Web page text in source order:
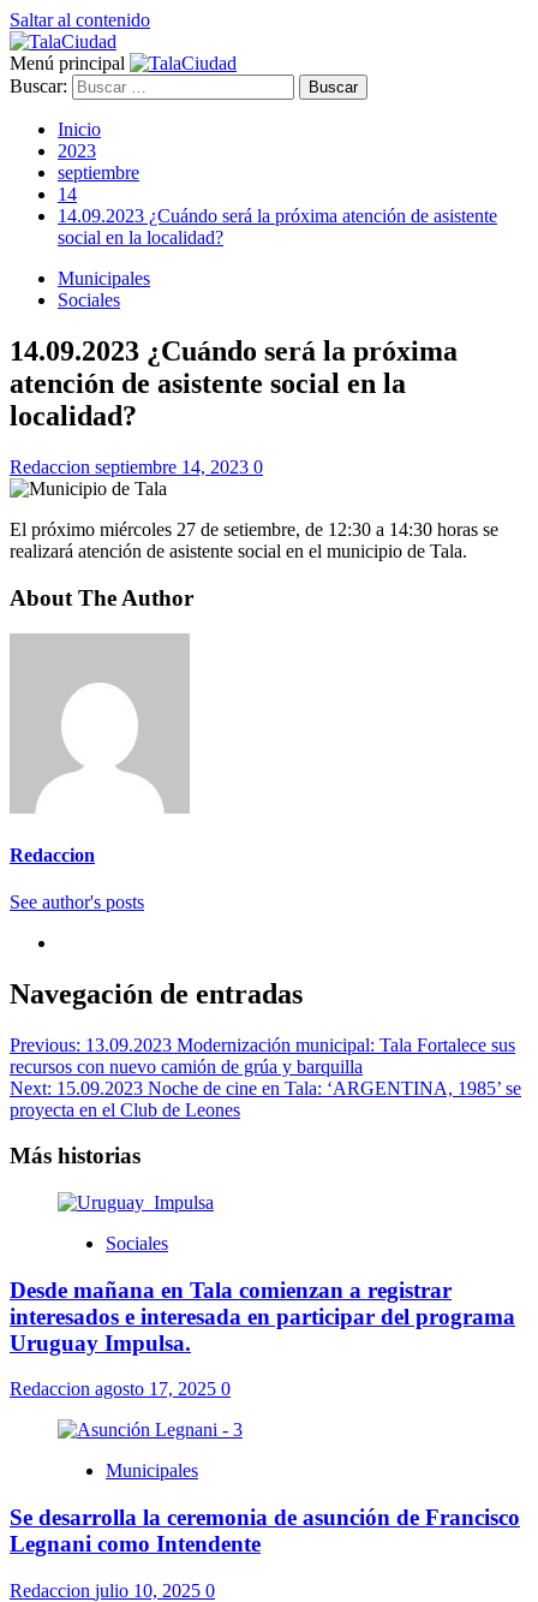
Saltar al contenido
Menú principal
Buscar:
Inicio
2023
septiembre
14
14.09.2023 ¿Cuándo será la próxima atención de asistente
social en la localidad?
Municipales
Sociales
14.09.2023 ¿Cuándo será la próxima
atención de asistente social en la
localidad?
Redaccion septiembre 14, 2023 0
El próximo miércoles 27 de setiembre, de 12:30 a 14:30 horas se
realizará atención de asistente social en el municipio de Tala.
About The Author
Redaccion
See author's posts
Navegación de entradas
Previous: 13.09.2023 Modernización municipal: Tala Fortalece sus
recursos con nuevo camión de grúa y barquilla
Next: 15.09.2023 Noche de cine en Tala: ‘ARGENTINA, 1985’ se
proyecta en el Club de Leones
Más historias
Sociales
Desde mañana en Tala comienzan a registrar
interesados e interesada en participar del programa
Uruguay Impulsa.
Redaccion agosto 17, 2025 0
Municipales
Se desarrolla la ceremonia de asunción de Francisco
Legnani como Intendente
Redaccion julio 10, 2025 0